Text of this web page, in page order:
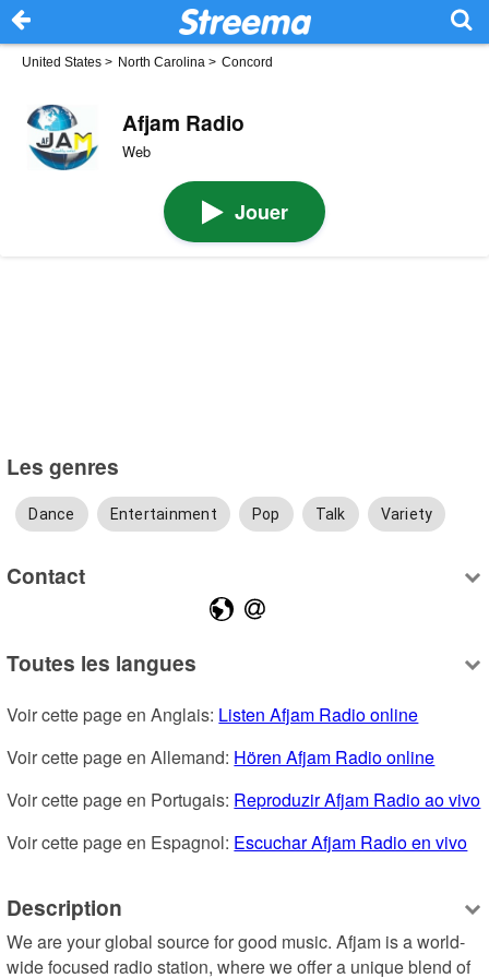
United States > North Carolina > Concord
Afjam Radio
Web
Jouer
Les genres
Dance Entertainment Pop Talk Variety
Contact
Toutes les langues
Voir cette page en Anglais: Listen Afjam Radio online
Voir cette page en Allemand: Hören Afjam Radio online
Voir cette page en Portugais: Reproduzir Afjam Radio ao vivo
Voir cette page en Espagnol: Escuchar Afjam Radio en vivo
Description
We are your global source for good music. Afjam is a world-
wide focused radio station, where we offer a unique blend of